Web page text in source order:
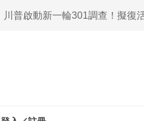
川普啟動新一輪301調查！擬